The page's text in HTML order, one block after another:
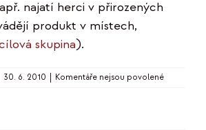
najatí herci v přirozených
produkt v místech,
skupina).
30. 6. 2010 Komentáře nejsou povolenéu